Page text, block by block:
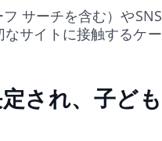
サーチを含む）やSNS
サイトに接触するケー
され、子ども